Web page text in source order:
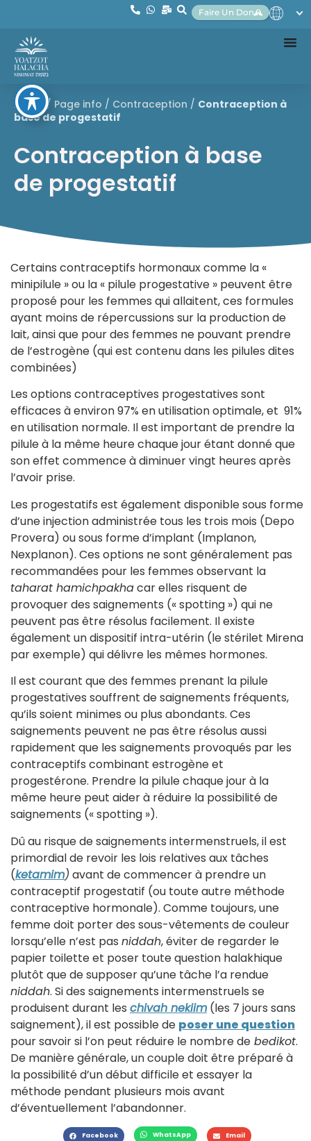
Faire Un Don
Home / Page info / Contraception / Contraception à
base de progestatif
Contraception à base
de progestatif
Certains contraceptifs hormonaux comme la «
minipilule » ou la « pilule progestative » peuvent être
proposé pour les femmes qui allaitent, ces formules
ayant moins de répercussions sur la production de
lait, ainsi que pour des femmes ne pouvant prendre
de l’estrogène (qui est contenu dans les pilules dites
combinées)
Les options contraceptives progestatives sont
efficaces à environ 97% en utilisation optimale, et 91%
en utilisation normale. Il est important de prendre la
pilule à la même heure chaque jour étant donné que
son effet commence à diminuer vingt heures après
l’avoir prise.
Les progestatifs est également disponible sous forme
d’une injection administrée tous les trois mois (Depo
Provera) ou sous forme d’implant (Implanon,
Nexplanon). Ces options ne sont généralement pas
recommandées pour les femmes observant la
taharat hamichpakhacar elles risquent de
provoquer des saignements (« spotting ») qui ne
peuvent pas être résolus facilement. Il existe
également un dispositif intra-utérin (le stérilet Mirena
par exemple) qui délivre les mêmes hormones.
Il est courant que des femmes prenant la pilule
progestatives souffrent de saignements fréquents,
qu’ils soient minimes ou plus abondants. Ces
saignements peuvent ne pas être résolus aussi
rapidement que les saignements provoqués par les
contraceptifs combinant estrogène et
progestérone. Prendre la pilule chaque jour à la
même heure peut aider à réduire la possibilité de
saignements (« spotting »).
Dû au risque de saignements intermenstruels, il est
primordial de revoir les lois relatives aux tâches
(ketamim) avant de commencer à prendre un
contraceptif progestatif (ou toute autre méthode
contraceptive hormonale). Comme toujours, une
femme doit porter des sous-vêtements de couleur
lorsqu’elle n’est pas niddah, éviter de regarder le
papier toilette et poser toute question halakhique
plutôt que de supposer qu’une tâche l’a rendue
niddah. Si des saignements intermenstruels se
produisent durant les chivah nekiim (les 7 jours sans
saignement), il est possible de poser une question
pour savoir si l’on peut réduire le nombre de bedikot.
De manière générale, un couple doit être préparé à
la possibilité d’un début difficile et essayer la
méthode pendant plusieurs mois avant
d’éventuellement l’abandonner.
Facebook WhatsApp Email